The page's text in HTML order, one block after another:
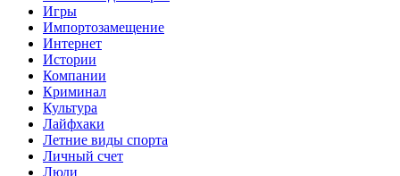
Игры
Импортозамещение
Интернет
Истории
Компании
Криминал
Культура
Лайфхаки
Летние виды спорта
Личный счет
Люди